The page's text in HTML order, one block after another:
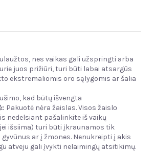
nes vaikas gali užspringti arba
juos prižiūri, turi būti labai atsargūs
ekstremaliomis oro sąlygomis ar šalia
kad būtų išvengta
Pakuotė nėra žaislas. Visos žaislо
nedelsiant pašalinkite iš vaikų
išsiima) turi būti įkraunamos tik
ar į žmones. Nenukreipti į akis
atveju gali įvykti nelaimingų atsitikimų.